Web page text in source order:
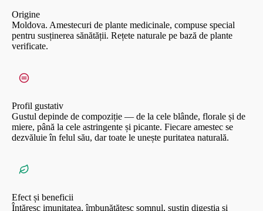
Origine
Moldova. Amestecuri de plante medicinale, compuse special
pentru susținerea sănătății. Rețete naturale pe bază de plante
verificate.
Profil gustativ
Gustul depinde de compoziție — de la cele blânde, florale și de
miere, până la cele astringente și picante. Fiecare amestec se
dezvăluie în felul său, dar toate le unește puritatea naturală.
Efect și beneficii
Întăresc imunitatea, îmbunătățesc somnul, susțin digestia și